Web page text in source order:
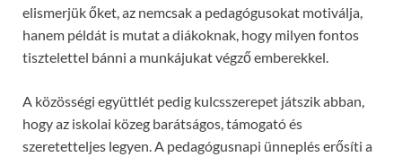
elismerjük őket, az nemcsak a pedagógusokat motiválja,
hanem példát is mutat a diákoknak, hogy milyen fontos
tisztelettel bánni a munkájukat végző emberekkel.
A közösségi együttlét pedig kulcsszerepet játszik abban,
hogy az iskolai közeg barátságos, támogató és
szeretetteljes legyen. A pedagógusnapi ünneplés erősíti a